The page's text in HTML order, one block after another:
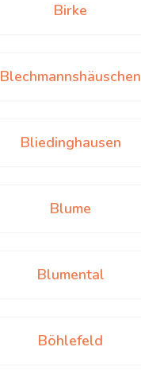
Birke
Blechmannshäuschen
Bliedinghausen
Blume
Blumental
Böhlefeld